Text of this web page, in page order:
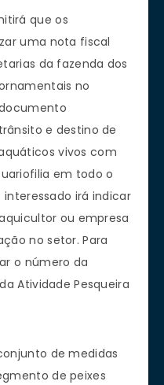
que os
uma nota fiscal
da fazenda dos
no
e destino de
vivos com
em todo o
irá indicar
ou empresa
no setor. Para
o número da
Atividade Pesqueira
de medidas
de peixes